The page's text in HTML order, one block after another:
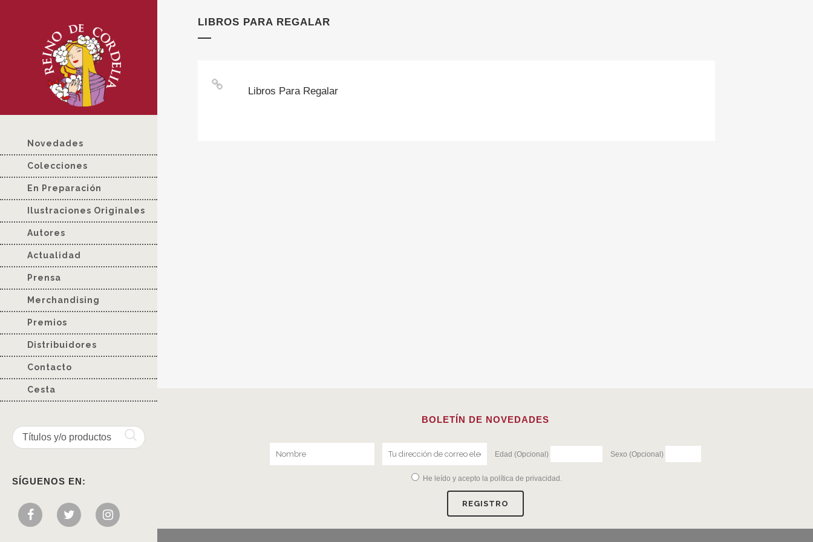
Novedades
Colecciones
En Preparación
Ilustraciones Originales
Autores
Actualidad
Prensa
Merchandising
Premios
Distribuidores
Contacto
Cesta
SÍGUENOS EN:
LIBROS PARA REGALAR
Libros Para Regalar
BOLETÍN DE NOVEDADES
Edad (Opcional) Sexo (Opcional)
He leído y acepto la política de privacidad .